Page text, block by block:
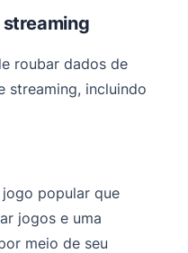
roubar dados de
streaming, incluindo
popular que
jogos e uma
meio de seu